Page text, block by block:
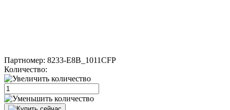
Партномер: 8233-E8B_1011CFP
Количество: